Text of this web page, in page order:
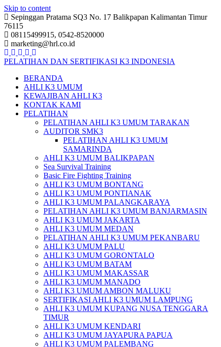
Skip to content
Sepinggan Pratama SQ3 No. 17 Balikpapan Kalimantan Timur
76115
08115499915, 0542-8520000
marketing@hrl.co.id
PELATIHAN DAN SERTIFIKASI K3 INDONESIA
BERANDA
AHLI K3 UMUM
KEWAJIBAN AHLI K3
KONTAK KAMI
PELATIHAN
PELATIHAN AHLI K3 UMUM TARAKAN
AUDITOR SMK3
PELATIHAN AHLI K3 UMUM
SAMARINDA
AHLI K3 UMUM BALIKPAPAN
Sea Survival Training
Basic Fire Fighting Training
AHLI K3 UMUM BONTANG
AHLI K3 UMUM PONTIANAK
AHLI K3 UMUM PALANGKARAYA
PELATIHAN AHLI K3 UMUM BANJARMASIN
AHLI K3 UMUM JAKARTA
AHLI K3 UMUM MEDAN
PELATIHAN AHLI K3 UMUM PEKANBARU
AHLI K3 UMUM PALU
AHLI K3 UMUM GORONTALO
AHLI K3 UMUM BATAM
AHLI K3 UMUM MAKASSAR
AHLI K3 UMUM MANADO
AHLI K3 UMUM AMBON MALUKU
SERTIFIKASI AHLI K3 UMUM LAMPUNG
AHLI K3 UMUM KUPANG NUSA TENGGARA
TIMUR
AHLI K3 UMUM KENDARI
AHLI K3 UMUM JAYAPURA PAPUA
AHLI K3 UMUM PALEMBANG